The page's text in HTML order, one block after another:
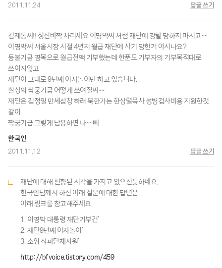
2011.11.24 답글 쓰기
김제동씨!! 정신바짝 차리세요 이명박씨 처럼 재단에 강탈 당하지 마시고~~
이명박씨 서울시장 시절 4년치 월급 재단에 사기 당한거 아시나요?
등불기금 명목으로 월급전액 기부했는데 한푼도 기부자의 기부목적대로
쓰이지않고
재단이 그대로 9년째 이자놀이만 하고 있습니다.
환상의 짝궁기금 어떻게 쓰여질찌~~
재단은 김정일 만세삼창 하러 북한가는 한상렬목사 성병검사비용 지원한것
같이
짝궁기금 그렇게 남용하면 나~~뻐
한국인
2011.11.12 답글 쓰기
재단에 대해 편향된 시각을 가지고 있으신듯하네요.
한국인님께서 하신 아래 질문에 대한 답변은
아래 링크를 참고해주세요.
1.’이명박 대통령 재단기부건’
2.’재단9년째 이자놀이’
3.’소위 좌파단체지원’
http://bfvoice.tistory.com/459